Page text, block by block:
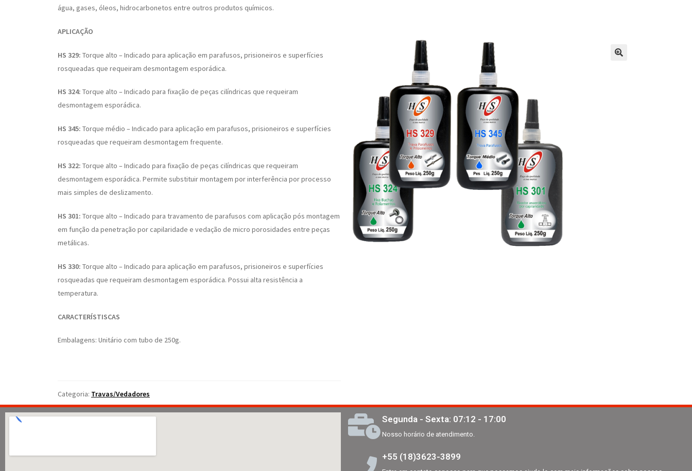
água, gases, óleos, hidrocarbonetos entre outros produtos químicos.
APLICAÇÃO
HS 329: Torque alto – Indicado para aplicação em parafusos, prisioneiros e superfícies
rosqueadas que requeiram desmontagem esporádica.
HS 324: Torque alto – Indicado para fixação de peças cilíndricas que requeiram
desmontagem esporádica.
HS 345: Torque médio – Indicado para aplicação em parafusos, prisioneiros e superfícies
rosqueadas que requeiram desmontagem frequente.
HS 322: Torque alto – Indicado para fixação de peças cilíndricas que requeiram
desmontagem esporádica. Permite substituir montagem por interferência por processo
mais simples de deslizamento.
HS 301: Torque alto – Indicado para travamento de parafusos com aplicação pós montagem
em função da penetração por capilaridade e vedação de micro porosidades entre peças
metálicas.
HS 330: Torque alto – Indicado para aplicação em parafusos, prisioneiros e superfícies
rosqueadas que requeiram desmontagem esporádica. Possui alta resistência a
temperatura.
CARACTERÍSTISCAS
Embalagens: Unitário com tubo de 250g.
Categoria: Travas/Vedadores
Segunda - Sexta: 07:12 - 17:00
Nosso horário de atendimento.
+55 (18)3623-3899